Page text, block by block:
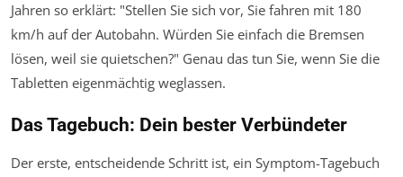
Jahren so erklärt: "Stellen Sie sich vor, Sie fahren mit 180
km/h auf der Autobahn. Würden Sie einfach die Bremsen
lösen, weil sie quietschen?" Genau das tun Sie, wenn Sie die
Tabletten eigenmächtig weglassen.
Das Tagebuch: Dein bester Verbündeter
Der erste, entscheidende Schritt ist, ein Symptom-Tagebuch